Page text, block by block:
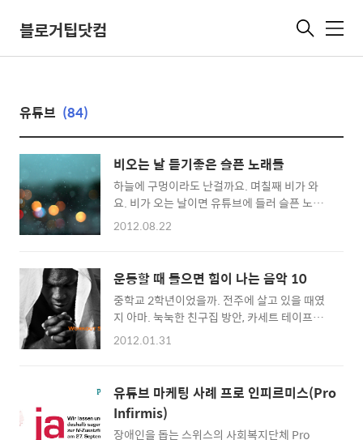
블로거팁닷컴 메
유튜브 (84)
비오는 날 듣기좋은 슬픈 노래들
하늘에 구멍이라도 난걸까요. 며칠째 비가 와
요. 비가 오는 날이면 유튜브에 들러 슬픈 노래
를 들어요. 신나는 노래는 비오는 날엔 안 어울
에요. 유튜브에서 즐겨 듣는 슬픈 노래를 모았어
요. 아무 이유 없이 눈물 흘리고 싶을 때 들어도
좋을거에요. 5번째에 소개한 짜르의 Drug은 앨
범 버젼도 좋지만 라이브 공연도 정말 좋아요.
특히 2분 31초 "I'm not equipped to be
듣지 않기로 해요. 바다속으로 들어가서 나오기
싫어질지도 몰라요. 꼭 들어보기에요. 우산 꼭
챙기시고요. 01 김재기(부활) - 소나기 ..
2012.08.22
운동할 때 들으면 힘이 나는 음악 10
중학교 2학년이었을까. 전주에 살고 있을 때였
지 아마. 눅눅한 친구집 방안, 카세트 테이프에
서 흘러나오던 보이즈투맨의 감미로운 목소리
구들과 공유했던 소소한 추억이 있다. 대학에 들
어가서는 영상음악감상실의 DJ 형들을 쫓아다
니며 좋은 음악들을 MP3 플레이어와 양쪽 귀에
담고보느라 여념이 없었다. 대학 졸업 후에도 음
2012.01.31
유튜브 마케팅 사례 프로 인피르미스(Pro
Infirmis)
장애인을 돕는 스위스의 사회복지단체 Pro